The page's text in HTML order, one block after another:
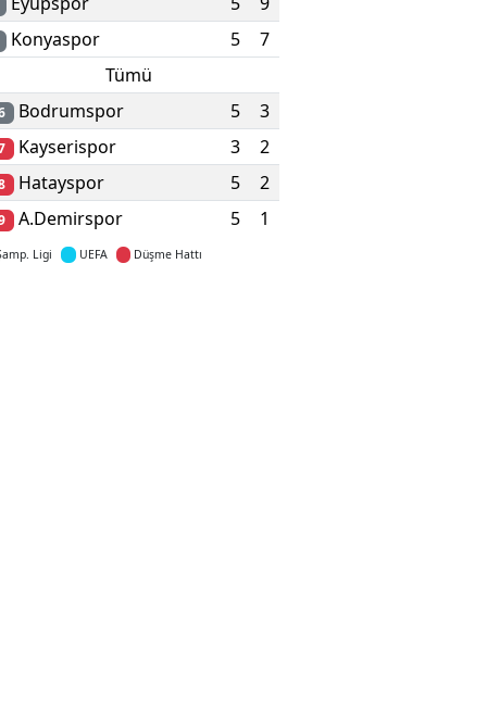
Konyaspor 5
7
Tümü
Bodrumspor 5 3
Kayserispor 3 2
Hatayspor 5 2
A.Demirspor 5 1
Ligi UEFA Düşme Hattı